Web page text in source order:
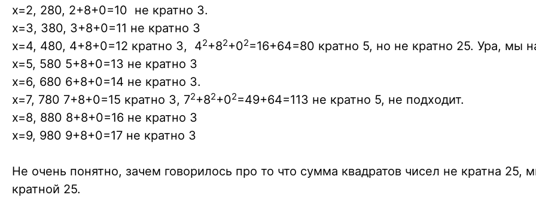
x=2, 280, 2+8+0=10 не кратно 3.
x=3, 380, 3+8+0=11 не кратно 3
x=4, 480, 4+8+0=12 кратно 3, 42+82+02=16+64=80 кратно 5, но не кратно 25. Ура, мы
x=5, 580 5+8+0=13 не кратно 3
x=6, 680 6+8+0=14 не кратно 3.
x=7, 780 7+8+0=15 кратно 3, 72+82+02=49+64=113 не кратно 5, не подходит.
x=8, 880 8+8+0=16 не кратно 3
x=9, 980 9+8+0=17 не кратно 3
Не очень понятно, зачем говорилось про то что сумма квадратов чисел не кратна
кратной 25.